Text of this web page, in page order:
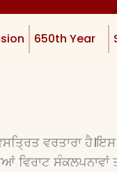
650th Year
ਵਰਤਾਰਾ
ਵਿਰਾਟ